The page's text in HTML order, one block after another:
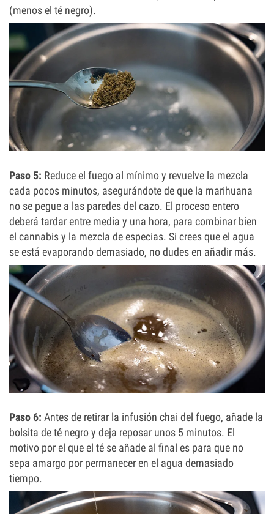
(menos el té negro).
Paso 5: Reduce el fuego al mínimo y revuelve la mezcla
cada pocos minutos, asegurándote de que la marihuana
no se pegue a las paredes del cazo. El proceso entero
deberá tardar entre media y una hora, para combinar bien
el cannabis y la mezcla de especias. Si crees que el agua
se está evaporando demasiado, no dudes en añadir más.
Paso 6: Antes de retirar la infusión chai del fuego, añade la
bolsita de té negro y deja reposar unos 5 minutos. El
motivo por el que el té se añade al final es para que no
sepa amargo por permanecer en el agua demasiado
tiempo.